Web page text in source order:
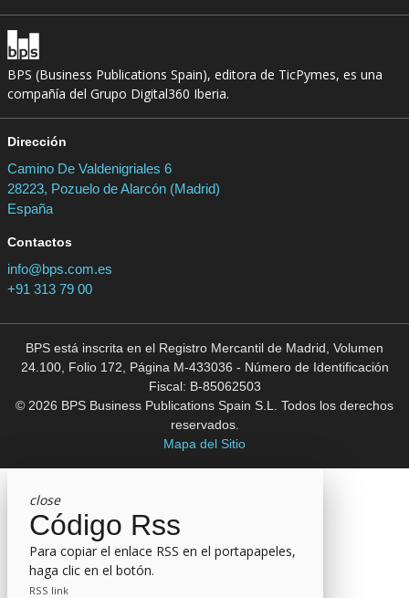
BPS (Business Publications Spain), editora de TicPymes, es una
compañía del Grupo Digital360 Iberia.
Dirección
Camino De Valdenigriales 6
28223, Pozuelo de Alarcón (Madrid)
España
Contactos
info@bps.com.es
+91 313 79 00
BPS está inscrita en el Registro Mercantil de Madrid, Volumen
24.100, Folio 172, Página M-433036 - Número de Identificación
Fiscal: B-85062503
© 2026 BPS Business Publications Spain S.L. Todos los derechos
reservados.
Mapa del Sitio
close
Código Rss
Para copiar el enlace RSS en el portapapeles,
haga clic en el botón.
RSS link